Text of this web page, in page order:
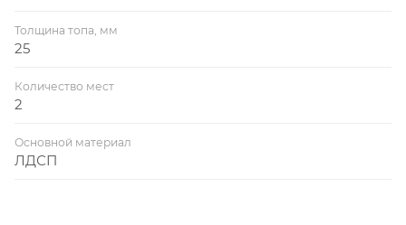
Толщина топа, мм
25
Количество мест
2
Основной материал
ЛДСП